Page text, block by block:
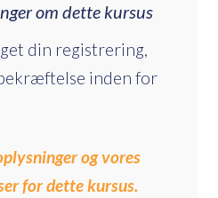
om dette kursus
din registrering,
inden for
og vores
for dette kursus.